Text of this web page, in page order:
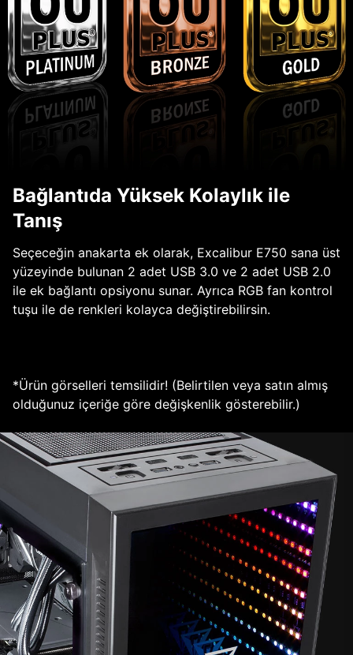
Bağlantıda Yüksek Kolaylık ile
Tanış
Seçeceğin anakarta ek olarak, Excalibur E750 sana üst
yüzeyinde bulunan 2 adet USB 3.0 ve 2 adet USB 2.0
ile ek bağlantı opsiyonu sunar. Ayrıca RGB fan kontrol
tuşu ile de renkleri kolayca değiştirebilirsin.
*Ürün görselleri temsilidir! (Belirtilen veya satın almış
olduğunuz içeriğe göre değişkenlik gösterebilir.)